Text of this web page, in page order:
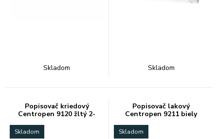
Skladom Skladom
Popisovač kriedový
Centropen 9120 žltý 2-
Skladom
Popisovač lakový
Centropen 9211 biely
Skladom